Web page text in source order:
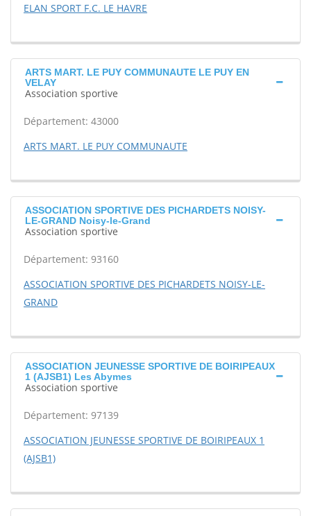
ELAN SPORT F.C. LE HAVRE
ARTS MART. LE PUY COMMUNAUTE LE PUY EN
VELAY
Association sportive
Département: 43000
ARTS MART. LE PUY COMMUNAUTE
ASSOCIATION SPORTIVE DES PICHARDETS NOISY-
LE-GRAND Noisy-le-Grand
Association sportive
Département: 93160
ASSOCIATION SPORTIVE DES PICHARDETS NOISY-LE-
GRAND
ASSOCIATION JEUNESSE SPORTIVE DE BOIRIPEAUX
1 (AJSB1) Les Abymes
Association sportive
Département: 97139
ASSOCIATION JEUNESSE SPORTIVE DE BOIRIPEAUX 1
(AJSB1)